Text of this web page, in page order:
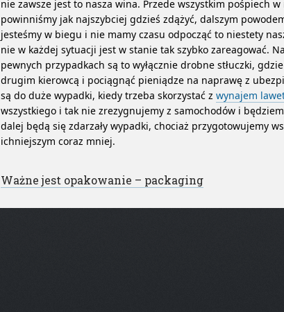
nie zawsze jest to nasza wina. Przede wszystkim pośpiech
powinniśmy jak najszybciej gdzieś zdążyć, dalszym
jesteśmy w biegu i nie mamy czasu odpocząć to niestety
nie w każdej sytuacji jest w stanie tak szybko zareagować.
pewnych przypadkach są to wyłącznie drobne stłuczki,
drugim kierowcą i pociągnąć pieniądze na naprawę z
są do duże wypadki, kiedy trzeba skorzystać z wynajem
wszystkiego i tak nie zrezygnujemy z samochodów i
dalej będą się zdarzały wypadki, chociaż przygotowujemy
ichniejszym coraz mniej.
Post navigation
←
Ważne jest opakowanie – packaging